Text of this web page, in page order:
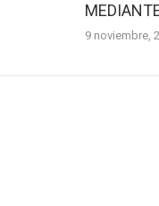
9 noviembre,